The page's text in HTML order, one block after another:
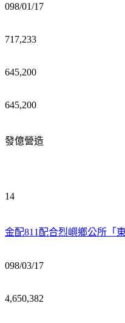
098/01/17
717,233
645,200
645,200
發億營造
14
金配811配合烈嶼鄉公所「
098/03/17
4,650,382